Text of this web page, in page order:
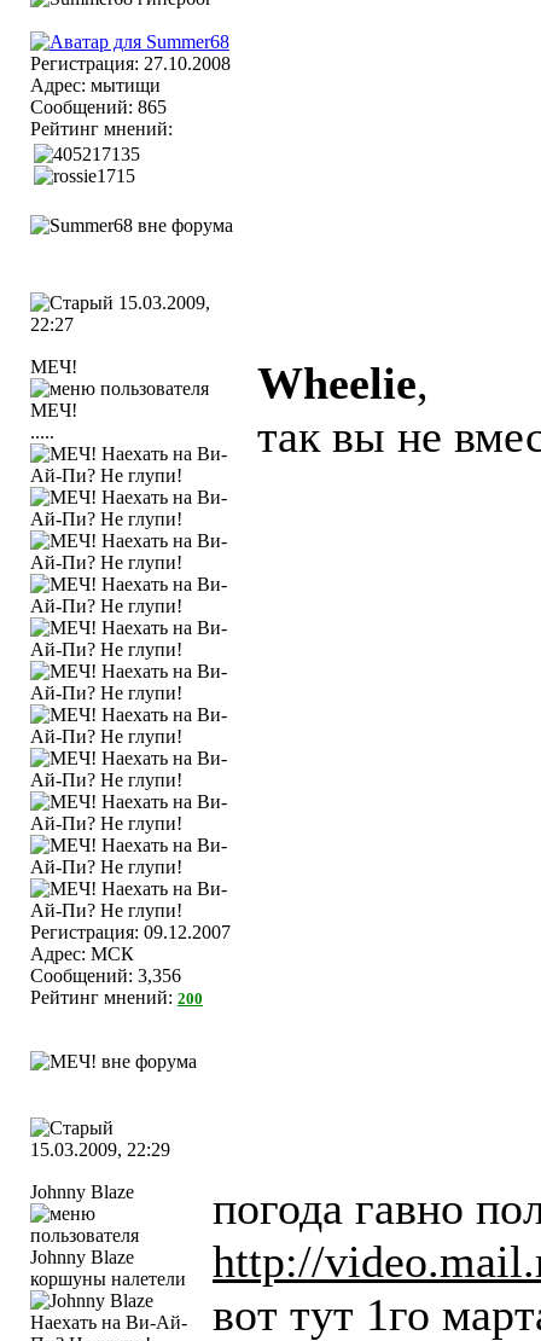
Регистрация: 27.10.2008
Адрес: мытищи
Сообщений: 865
Рейтинг мнений:
15.03.2009,
22:27
МЕЧ!
.....
Регистрация: 09.12.2007
Адрес: МСК
Сообщений: 3,356
Рейтинг мнений: 200
Wheelie,
так вы не
15.03.2009, 22:29
Johnny Blaze
коршуны налетели
погода гавно
http://
вот тут 1го